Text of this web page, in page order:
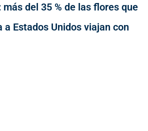
más del 35 % de las flores que
a Estados Unidos viajan con